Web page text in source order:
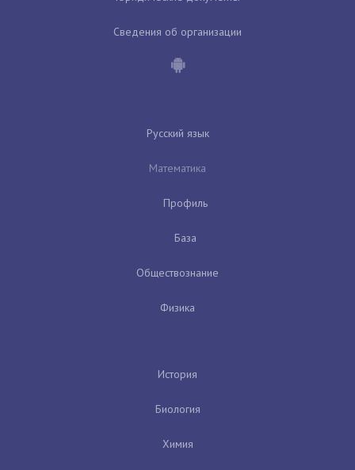
Сведения об организации
Русский язык
Математика
Профиль
База
Обществознание
Физика
История
Биология
Химия